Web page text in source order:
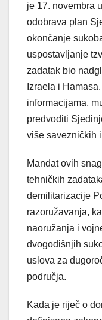
je 17. novembra
odobrava plan
okončanje
uspostavljanje
zadatak bio
Izraela i
informacijama,
predvoditi
više savezničkih
Mandat ovih
tehničkih
demilitarizacije
razoružavanja,
naoružanja i
dvogodišnjih
uslova za
područja.
Kada je riječ o